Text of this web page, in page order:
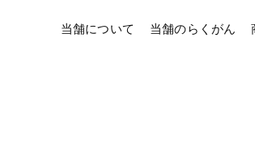
当舗について 当舗のらくがん